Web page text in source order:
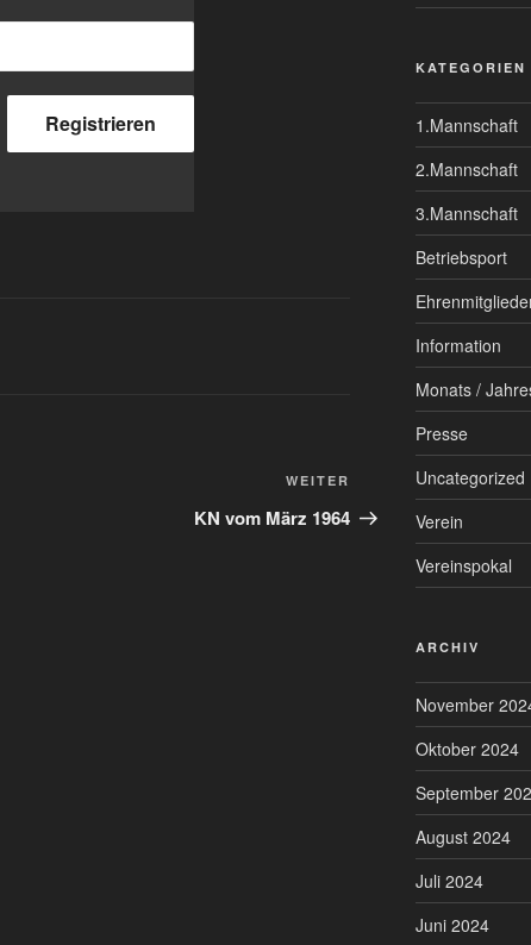
Nächster
Beitrag
WEITER
KN vom März 1964
KATEGORIEN
1.Mannschaft
2.Mannschaft
3.Mannschaft
Betriebsport
Information
Monats /
Presse
Uncategorized
Verein
Vereinspokal
ARCHIV
November
Oktober 2024
September
August 2024
Juli 2024
Juni 2024